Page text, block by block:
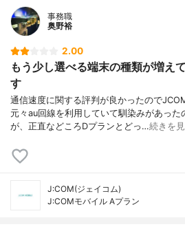
事務職
奥野裕
2.00
もう少し選べる端末の種類が増え
す
通信速度に関する評判が良かったので
元々au回線を利用していて馴染みがあった
が、正直などころDプランとどっ…続きを
J:COM(ジェイコム)
J:COMモバイル Aプラン